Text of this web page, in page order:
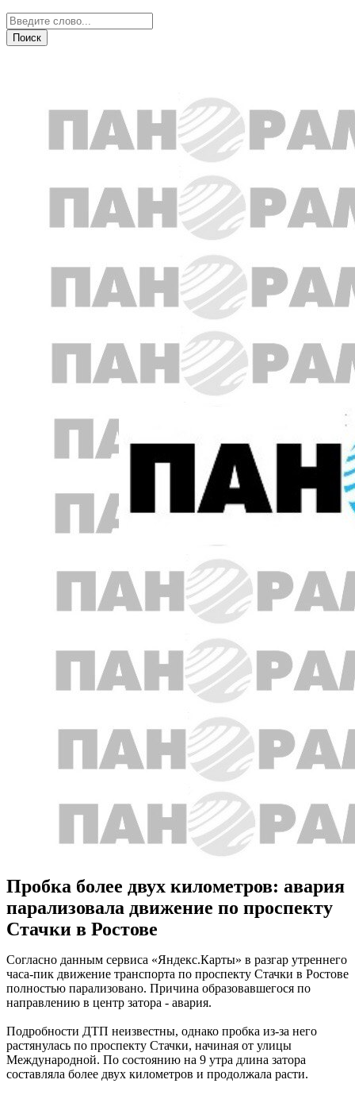
Пробка более двух километров: авария
парализовала движение по проспекту
Стачки в Ростове
Согласно данным сервиса «Яндекс.Карты» в разгар утреннего
часа-пик движение транспорта по проспекту Стачки в Ростове
полностью парализовано. Причина образовавшегося по
направлению в центр затора - авария.
Подробности ДТП неизвестны, однако пробка из-за него
растянулась по проспекту Стачки, начиная от улицы
Международной. По состоянию на 9 утра длина затора
составляла более двух километров и продолжала расти.